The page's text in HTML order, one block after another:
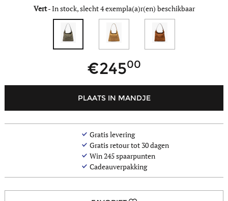
Vert-In stock, slecht 4 exempla(a)r(en) beschikbaar
24500
PLAATS IN MANDJE
Gratis levering
Gratis retour tot 30 dagen
Win245spaarpunten
Cadeauverpakking